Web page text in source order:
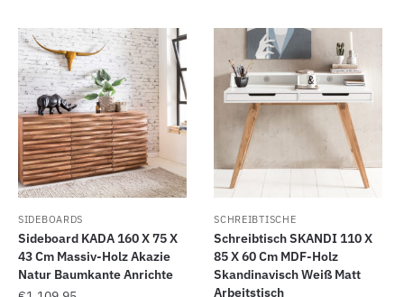
SIDEBOARDS
Sideboard KADA 160 X 75 X
43 Cm Massiv-Holz Akazie
Natur Baumkante Anrichte
SCHREIBTISCHE
Schreibtisch SKANDI 110 X
85 X 60 Cm MDF-Holz
Skandinavisch Weiß Matt
Arbeitstisch